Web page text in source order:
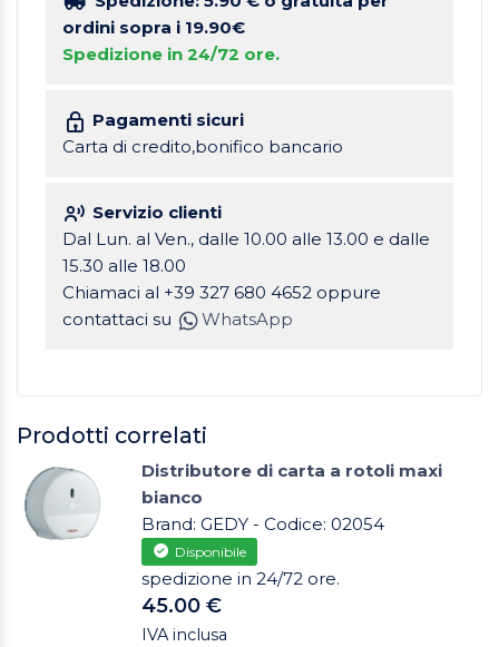
ordini sopra i 19.90€
Spedizione in 24/72 ore.
Pagamenti sicuri
Carta di credito,bonifico bancario
Servizio clienti
Dal Lun. al Ven., dalle 10.00 alle 13.00 e dalle
15.30 alle 18.00
Chiamaci al +39 327 680 4652 oppure
contattaci su
WhatsApp
Prodotti correlati
Distributore di carta a rotoli maxi
bianco
Brand: GEDY - Codice: 02054
Disponibile
spedizione in 24/72 ore.
45.00 €
IVA inclusa